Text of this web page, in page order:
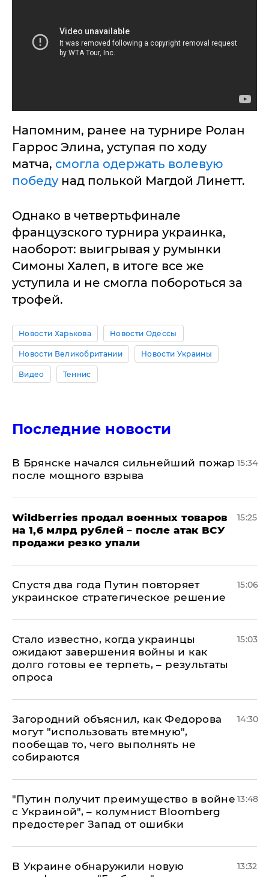
Напомним, ранее на турнире Ролан
Гаррос Элина, уступая по ходу
матча, смогла одержать волевую
победу над полькой Магдой Линетт.
Однако в четвертьфинале
французского турнира украинка,
наоборот: выигрывая у румынки
Симоны Халеп, в итоге все же
уступила и не смогла побороться за
трофей.
Новости Харькова Новости Одессы
Новости Великобритании Новости Украины
Видео Теннис
Последние новости
В Брянске начался сильнейший пожар
после мощного взрыва
15:34
​Wildberries продал военных товаров
на 1,6 млрд рублей – после атак ВСУ
продажи резко упали
15:25
Спустя два года Путин повторяет
украинское стратегическое решение
15:06
Стало известно, когда украинцы
ожидают завершения войны и как
долго готовы ее терпеть, – результаты
опроса
15:03
Загородний объяснил, как Федорова
могут "использовать втемную",
пообещав то, чего выполнять не
собираются
14:30
"Путин получит преимущество в войне
с Украиной", – колумнист Bloomberg
предостерег Запад от ошибки
13:48
В Украине обнаружили новую
13:32